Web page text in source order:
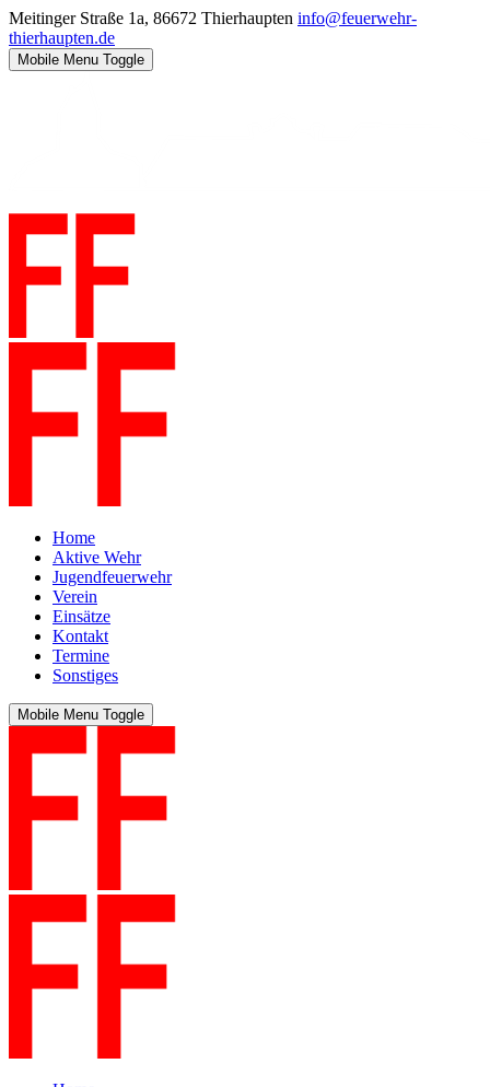
Meitinger Straße 1a, 86672 Thierhaupten info@feuerwehr-
thierhaupten.de
Mobile Menu Toggle
Home
Aktive Wehr
Jugendfeuerwehr
Verein
Einsätze
Kontakt
Termine
Sonstiges
Mobile Menu Toggle